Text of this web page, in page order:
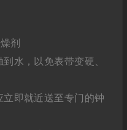
剂
水，以免表带变硬、
即就近送至专门的钟